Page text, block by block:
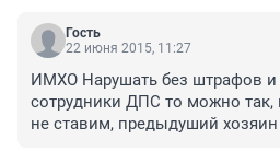
Гость
22 июня 2015, 11:27
ИМХО Нарушать без штрафов и
сотрудники ДПС то можно так,
не ставим, предыдуший